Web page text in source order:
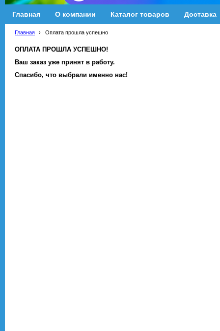
Главная О компании Каталог товаров Доставка
Главная › Оплата прошла успешно
ОПЛАТА ПРОШЛА УСПЕШНО!
Ваш заказ уже принят в работу.
Спасибо, что выбрали именно нас!